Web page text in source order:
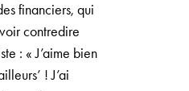
financiers, qui
contredire
: « J’aime bien
! J’ai